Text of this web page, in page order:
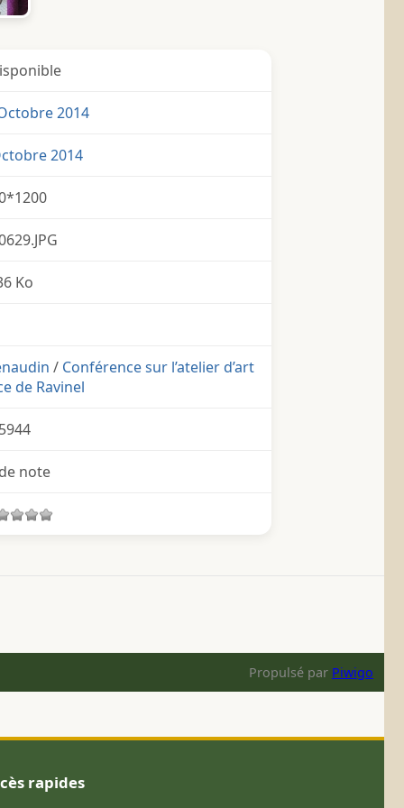
2014
2014
Ko
/ Conférence sur l’atelier d’art
de Ravinel
note
Propulsé par Piwigo
rapides